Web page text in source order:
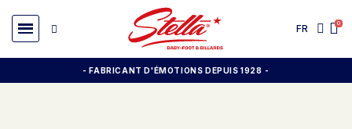
FR
- FABRICANT D'ÉMOTIONS DEPUIS 1928 -